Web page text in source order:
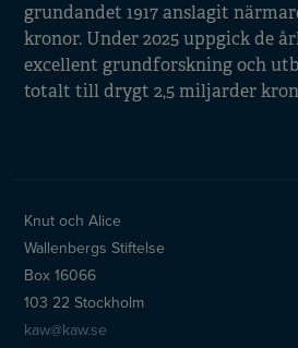
grundandet 1917 anslagit
kronor. Under 2025 uppgick de
excellent grundforskning och
totalt till drygt 2,5 miljarder
Knut och Alice
Wallenbergs Stiftelse
Box 16066
103 22 Stockholm
kaw@kaw.se